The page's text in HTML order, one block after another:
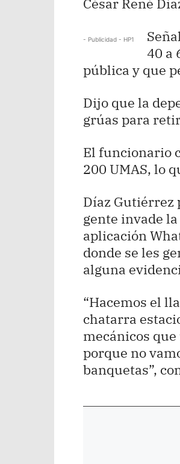
- Publicidad - HP1
40 a
pública y que
Dijo que la
grúas para
El funcionario
200 UMAS, lo
Díaz Gutiérrez
gente invade
aplicación
donde se les
alguna
“Hacemos el
chatarra
mecánicos
porque no
banquetas”,